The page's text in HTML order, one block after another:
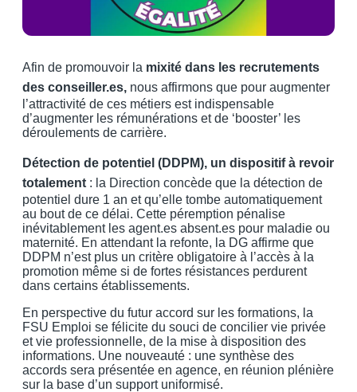
Afin de promouvoir la mixité dans les recrutements
des conseiller.es, nous affirmons que pour augmenter
l’attractivité de ces métiers est indispensable
d’augmenter les rémunérations et de ‘booster’ les
déroulements de carrière.
Détection de potentiel (DDPM), un dispositif à revoir
totalement : la Direction concède que la détection de
potentiel dure 1 an et qu’elle tombe automatiquement
au bout de ce délai. Cette péremption pénalise
inévitablement les agent.es absent.es pour maladie ou
maternité. En attendant la refonte, la DG affirme que
DDPM n’est plus un critère obligatoire à l’accès à la
promotion même si de fortes résistances perdurent
dans certains établissements.
En perspective du futur accord sur les formations, la
FSU Emploi se félicite du souci de concilier vie privée
et vie professionnelle, de la mise à disposition des
informations. Une nouveauté : une synthèse des
accords sera présentée en agence, en réunion plénière
sur la base d’un support uniformisé.